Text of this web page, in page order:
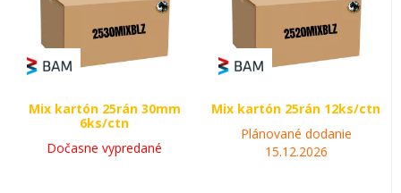
Mix kartón 25rán 30mm
6ks/ctn
Dočasne vypredané
Mix kartón 25rán 12ks/ctn
Plánované dodanie
15.12.2026